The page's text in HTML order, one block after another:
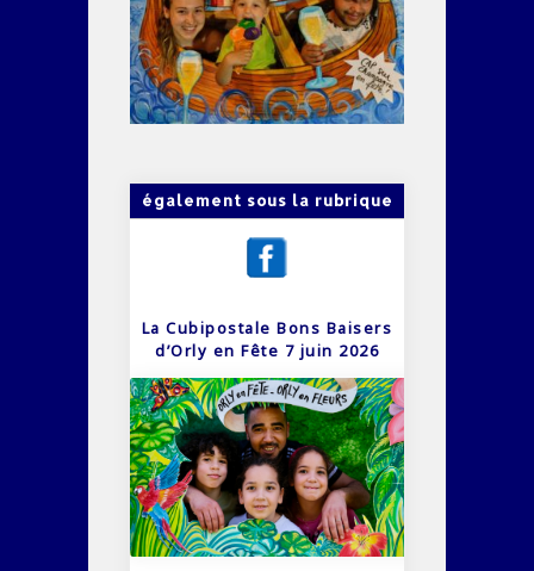
également sous la rubrique
La Cubipostale Bons Baisers
d’Orly en Fête 7 juin 2026